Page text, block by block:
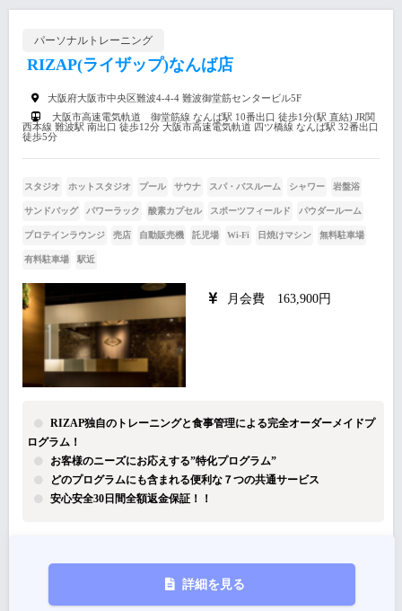
パーソナルトレーニング
RIZAP(ライザップ)なんば店
大阪府大阪市中央区難波4-4-4 難波御堂筋センタービル5F
大阪市高速電気軌道 御堂筋線 なんば駅 10番出口 徒歩1分(駅 直結) JR関
西本線 難波駅 南出口 徒歩12分 大阪市高速電気軌道 四ツ橋線 なんば駅 32番出口
徒歩5分
スタジオ ホットスタジオ プール サウナ スパ・バスルーム シャワー 岩盤浴
サンドバッグ パワーラック 酸素カプセル スポーツフィールド パウダールーム
プロテインラウンジ 売店 自動販売機 託児場 Wi-Fi 日焼けマシン 無料駐車場
有料駐車場 駅近
月会費 163,900円
RIZAP独自のトレーニングと食事管理による完全オーダーメイドプ
ログラム！
お客様のニーズにお応えする”特化プログラム”
どのプログラムにも含まれる便利な７つの共通サービス
安心安全30日間全額返金保証！！
詳細を見る